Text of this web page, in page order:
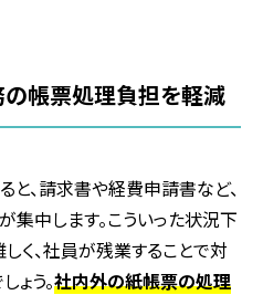
帳票処理負担を軽減
、請求書や経費申請書など、
中します。こういった状況下
く、社員が残業することで対
ょう。社内外の紙帳票の処理